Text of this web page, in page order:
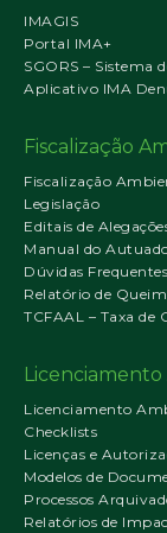
IMAGIS
Portal IMA+
SGORS – Sistema
Aplicativo IMA
Fiscalização
Fiscalização
Legislação
Editais de
Manual do
Dúvidas Frequentes
Relatório de
TCFAAL – Taxa
Licenciamento
Licenciamento
Checklists
Licenças e
Modelos de
Processos
Relatórios de